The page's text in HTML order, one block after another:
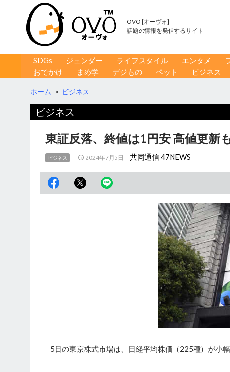
OVO [オーヴォ]
話題の情報を発信するサイト
コンテンツへ移動
SDGs ジェンダー ライフスタイル エンタメ
おでかけ
まめ学 デジもの ペット ビジネス
ホーム > ビジネス
ビジネス
東証反落、終値は1円安 高値更新
ビジネス 2024年7月5日 共同通信 47NEWS
5日の東京株式市場は、日経平均株価（225種）が